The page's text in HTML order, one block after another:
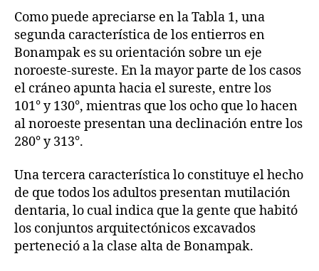
Como puede apreciarse en la Tabla 1, una
segunda característica de los entierros en
Bonampak es su orientación sobre un eje
noroeste-sureste. En la mayor parte de los casos
el cráneo apunta hacia el sureste, entre los
101° y 130°, mientras que los ocho que lo hacen
al noroeste presentan una declinación entre los
280° y 313°.
Una tercera característica lo constituye el hecho
de que todos los adultos presentan mutilación
dentaria, lo cual indica que la gente que habitó
los conjuntos arquitectónicos excavados
perteneció a la clase alta de Bonampak.